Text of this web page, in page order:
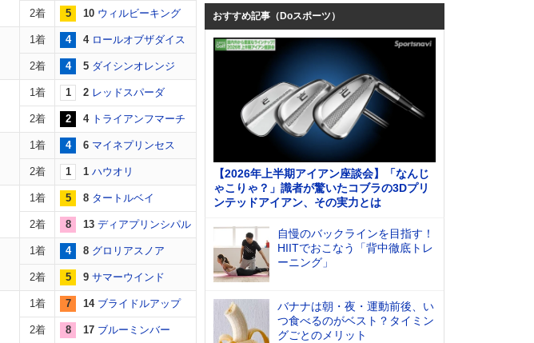
2着 5 10 ウィルビーキング
1着 4 4 ロールオブザダイス
2着 4 5 ダイシンオレンジ
1着 1 2 レッドスパーダ
2着 2 4 トライアンフマーチ
1着 4 6 マイネプリンセス
2着 1 1 ハウオリ
1着 5 8 タートルベイ
2着 8 13 ディアプリンシパル
1着 4 8 グロリアスノア
2着 5 9 サマーウインド
1着 7 14 ブライドルアップ
2着 8 17 ブルーミンバー
おすすめ記事（Doスポーツ）
【2026年上半期アイアン座談会】「なんじ
ゃこりゃ？」識者が驚いたコブラの3Dプリ
ンテッドアイアン、その実力とは
自慢のバックラインを目指す！
HIITでおこなう「背中徹底トレ
ーニング」
バナナは朝・夜・運動前後、い
つ食べるのがベスト？タイミン
グごとのメリット